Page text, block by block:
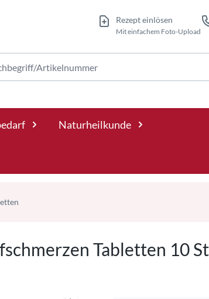
Rezept einlösen
Mit einfachem Foto-Upload
Naturheilkunde
Tabletten 10 St